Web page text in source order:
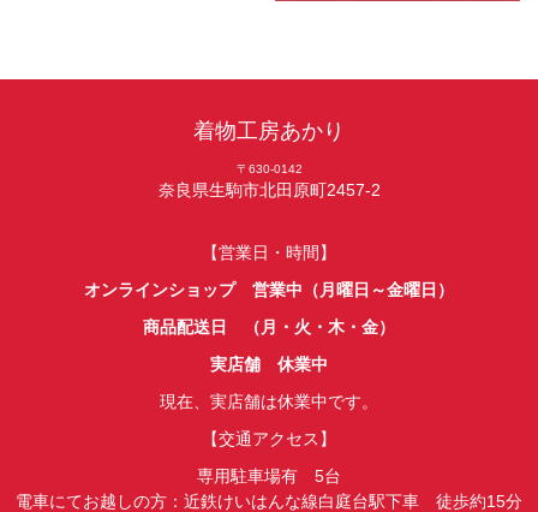
着物工房あかり
〒630-0142
奈良県生駒市北田原町2457-2
【営業日・時間】
オンラインショップ 営業中（月曜日～金曜日）
商品配送日 （月・火・木・金）
実店舗 休業中
現在、実店舗は休業中です。
【交通アクセス】
専用駐車場有 5台
電車にてお越しの方：近鉄けいはんな線白庭台駅下車 徒歩約15分